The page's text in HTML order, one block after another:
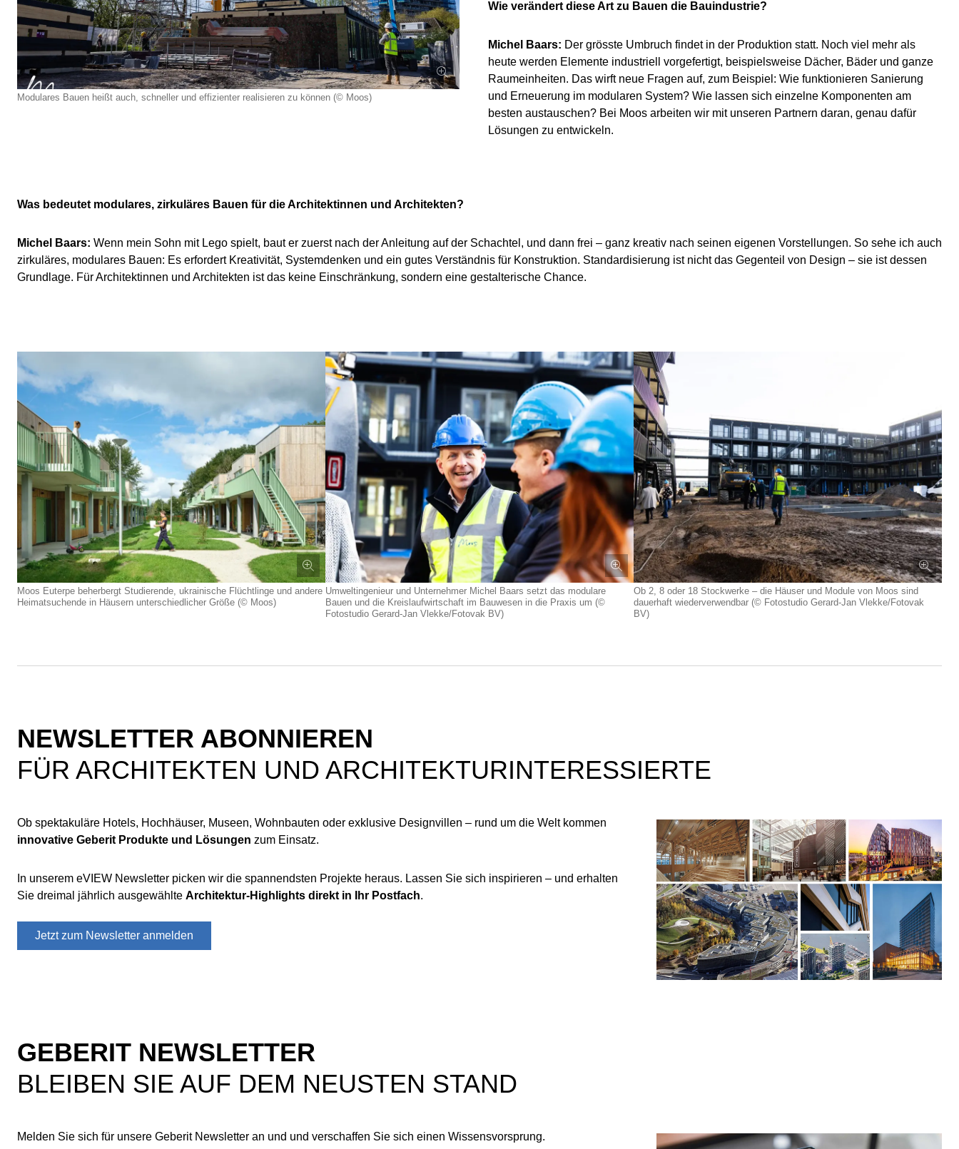
Wie verändert diese Art zu Bauen die Bauindustrie?
Michel Baars: Der grösste Umbruch findet in der Produktion statt. Noch viel mehr als
heute werden Elemente industriell vorgefertigt, beispielsweise Dächer, Bäder und ganze
Raumeinheiten. Das wirft neue Fragen auf, zum Beispiel: Wie funktionieren Sanierung
und Erneuerung im modularen System? Wie lassen sich einzelne Komponenten am
besten austauschen? Bei Moos arbeiten wir mit unseren Partnern daran, genau dafür
Lösungen zu entwickeln.
Modulares Bauen heißt auch, schneller und effizienter realisieren zu können (© Moos)
Was bedeutet modulares, zirkuläres Bauen für die Architektinnen und Architekten?
Michel Baars: Wenn mein Sohn mit Lego spielt, baut er zuerst nach der Anleitung auf der Schachtel, und dann frei – ganz kreativ nach seinen eigenen Vorstellungen. So sehe ich auch
zirkuläres, modulares Bauen: Es erfordert Kreativität, Systemdenken und ein gutes Verständnis für Konstruktion. Standardisierung ist nicht das Gegenteil von Design – sie ist dessen
Grundlage. Für Architektinnen und Architekten ist das keine Einschränkung, sondern eine gestalterische Chance.
Moos Euterpe beherbergt Studierende, ukrainische Flüchtlinge und andere
Heimatsuchende in Häusern unterschiedlicher Größe (© Moos)
Umweltingenieur und Unternehmer Michel Baars setzt das modulare
Bauen und die Kreislaufwirtschaft im Bauwesen in die Praxis um (©
Fotostudio Gerard-Jan Vlekke/Fotovak BV)
Ob 2, 8 oder 18 Stockwerke – die Häuser und Module von Moos sind
dauerhaft wiederverwendbar (© Fotostudio Gerard-Jan Vlekke/Fotovak
BV)
NEWSLETTER ABONNIEREN
FÜR ARCHITEKTEN UND ARCHITEKTURINTERESSIERTE
Ob spektakuläre Hotels, Hochhäuser, Museen, Wohnbauten oder exklusive Designvillen – rund um die Welt kommen
innovative Geberit Produkte und Lösungen zum Einsatz.
In unserem eVIEW Newsletter picken wir die spannendsten Projekte heraus. Lassen Sie sich inspirieren – und erhalten
Sie dreimal jährlich ausgewählte Architektur-Highlights direkt in Ihr Postfach.
Jetzt zum Newsletter anmelden
GEBERIT NEWSLETTER
BLEIBEN SIE AUF DEM NEUSTEN STAND
Melden Sie sich für unsere Geberit Newsletter an und und verschaffen Sie sich einen Wissensvorsprung.